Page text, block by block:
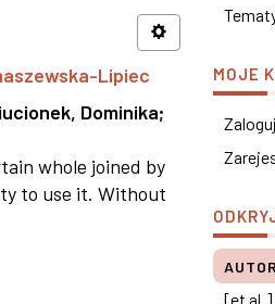
Lipiec
Dominika;
whole joined by
to use it. Without
MOJE
Zaloguj
AUTOR
[et al.]